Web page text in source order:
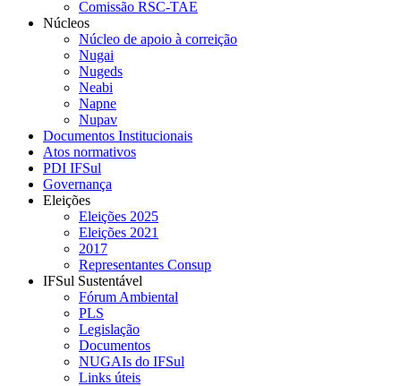
Comissão RSC-TAE
Núcleos
Núcleo de apoio à correição
Nugai
Nugeds
Neabi
Napne
Nupav
Documentos Institucionais
Atos normativos
PDI IFSul
Governança
Eleições
Eleições 2025
Eleições 2021
2017
Representantes Consup
IFSul Sustentável
Fórum Ambiental
PLS
Legislação
Documentos
NUGAIs do IFSul
Links úteis